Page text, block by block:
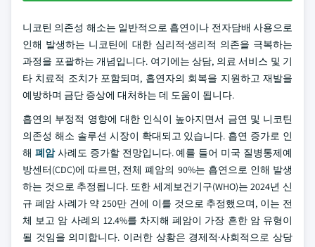
니코틴 의존성 해소는 일반적으로 흡연이나 전자담배 사용으로
인해 발생하는 니코틴에 대한 심리적·생리적 의존을 극복하는
과정을 포괄하는 개념입니다. 여기에는 상담, 의료 서비스 및 기
타 치료적 조치가 포함되며, 흡연자의 회복을 지원하고 재발을
예방하며 금단 증상에 대처하는 데 도움이 됩니다.
흡연의 부정적 영향에 대한 인식이 높아지면서 금연 및 니코틴
의존성 해소 솔루션 시장이 확대되고 있습니다. 흡연 증가로 인
해 폐암사례도 증가할 전망입니다. 예를 들어 미국 질병통제예
방센터(CDC)에 따르면, 전체 폐암의 90%는 흡연으로 인해 발생
하는 것으로 추정됩니다. 또한 세계보건기구(WHO)는 2024년 신
규 폐암 사례가 약 250만 건에 이를 것으로 추정했으며, 이는 전
체 보고 암 사례의 12.4%를 차지해 폐암이 가장 흔한 암 유형이
될 것임을 의미합니다. 이러한 상황은 경제적·사회적으로 상당